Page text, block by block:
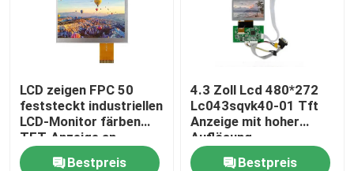
LCD zeigen FPC 50
feststeckt industriellen
LCD-Monitor färben
TFT-Anzeige an
Bestpreis
4.3 Zoll Lcd 480*272
Lc043sqvk40-01 Tft
Anzeige mit hoher
Auflösung
Bestpreis